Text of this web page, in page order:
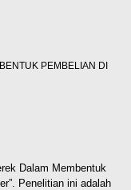
PEMBELIAN DI
Dalam Membentuk
Penelitian ini adalah